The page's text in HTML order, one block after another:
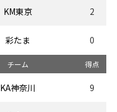
KM東京 2
彩たま 0
チーム 得点
KA神奈川 9